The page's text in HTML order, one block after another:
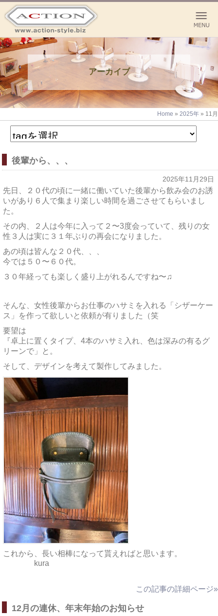
アーカイブ
Home » 2025年 » 11月
後輩から、、、
2025年11月29日
先日、２０代の頃に一緒に働いていた後輩から飲み会のお誘
いがあり６人で集まり楽しい時間を過ごさせてもらいまし
た。
その内、２人は今年に入って２〜3度会っていて、残りの女
性３人は実に３１年ぶりの再会になりました。
あの頃は皆んな２０代、、、
今では５０〜６０代。
３０年経っても楽しく盛り上がれるんですね〜♫
そんな、女性後輩からお仕事のハサミを入れる「シザーケー
ス」を作って欲しいと依頼が有りました（笑
要望は
『卓上に置くタイプ、4本のハサミ入れ、色は深みの有るグ
リーンで」と。
そして、デザインを考えて製作してみました。
これから、長い相棒になって貰えればと思います。
kura
この記事の詳細ページ»
12月の連休、年末年始のお知らせ